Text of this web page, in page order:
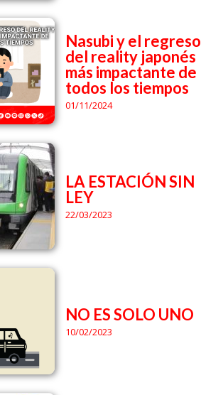
Nasubi y el regreso
del reality japonés
más impactante de
todos los tiempos
01/11/2024
LA ESTACIÓN SIN
LEY
22/03/2023
NO ES SOLO UNO
10/02/2023